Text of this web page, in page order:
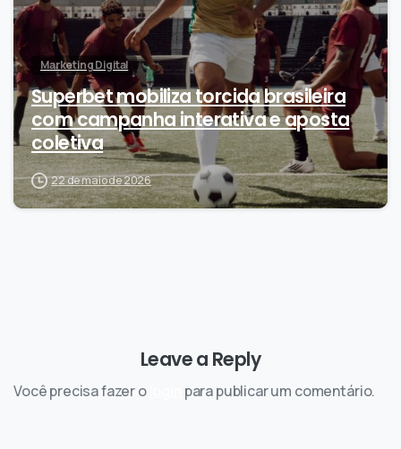
Marketing Digital
Superbet mobiliza torcida brasileira
com campanha interativa e aposta
coletiva
22 de maio de 2026
Leave a Reply
Você precisa fazer o para publicar um comentário.